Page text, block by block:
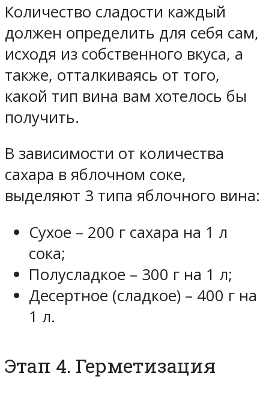
Количество сладости каждый
должен определить для себя сам,
исходя из собственного вкуса, а
также, отталкиваясь от того,
какой тип вина вам хотелось бы
получить.
В зависимости от количества
сахара в яблочном соке,
выделяют 3 типа яблочного вина:
Сухое – 200 г сахара на 1 л
сока;
Полусладкое – 300 г на 1 л;
Десертное (сладкое) – 400 г на
1 л.
Этап 4. Герметизация